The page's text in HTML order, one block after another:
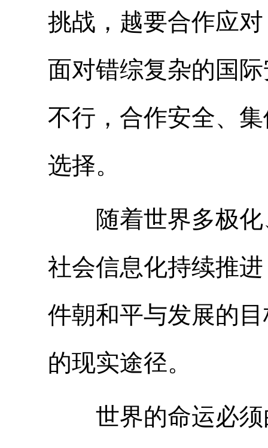
挑战，越要合作应
面对错综复杂的国
不行，合作安全、
选择。
随着世界多极化
社会信息化持续推
件朝和平与发展的
的现实途径。
世界的命运必须